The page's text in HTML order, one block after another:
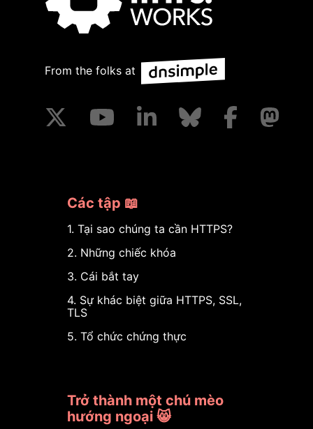
From the folks at
Các tập 📖
1. Tại sao chúng ta cần HTTPS?
2. Những chiếc khóa
3. Cái bắt tay
4. Sự khác biệt giữa HTTPS, SSL,
TLS
5. Tổ chức chứng thực
Trở thành một chú mèo
hướng ngoại 😸